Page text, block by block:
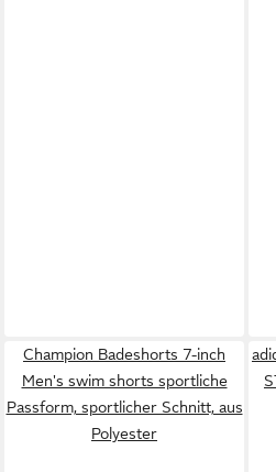
Champion Badeshorts 7-inch
Men's swim shorts sportliche
Passform, sportlicher Schnitt, aus
Polyester